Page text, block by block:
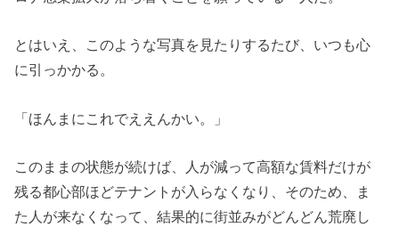
とはいえ、このような写真を見たりするたび、いつも心
に引っかかる。
「ほんまにこれでええんかい。」
このままの状態が続けば、人が減って高額な賃料だけが
残る都心部ほどテナントが入らなくなり、そのため、ま
た人が来なくなって、結果的に街並みがどんどん荒廃し